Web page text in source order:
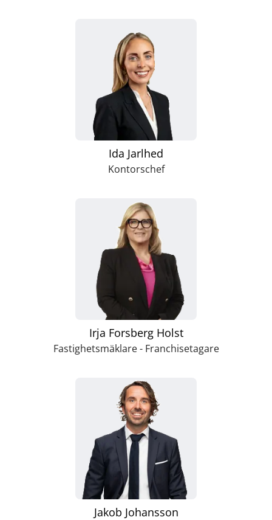
Ida Jarlhed
Kontorschef
Irja Forsberg Holst
Fastighetsmäklare - Franchisetagare
Jakob Johansson